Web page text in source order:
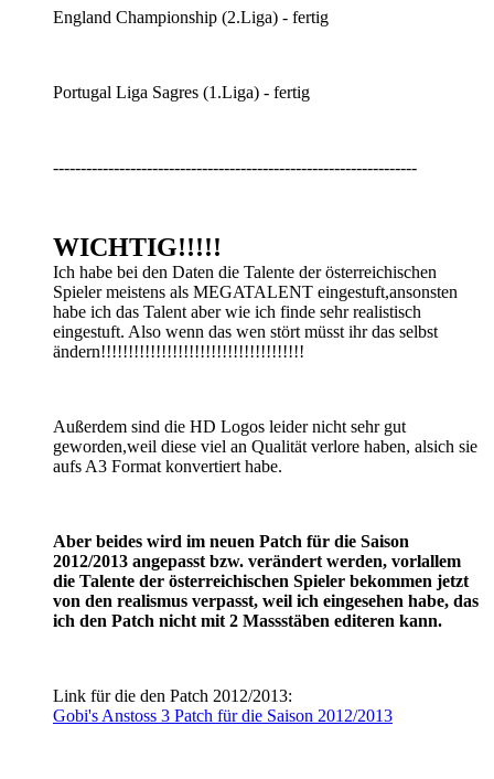
England Championship (2.Liga) - fertig
Portugal Liga Sagres (1.Liga) - fertig
------------------------------------------------------------------
WICHTIG!!!!!
Ich habe bei den Daten die Talente der österreichischen
Spieler meistens als MEGATALENT eingestuft,ansonsten
habe ich das Talent aber wie ich finde sehr realistisch
eingestuft. Also wenn das wen stört müsst ihr das selbst
ändern!!!!!!!!!!!!!!!!!!!!!!!!!!!!!!!!!!!!!
Außerdem sind die HD Logos leider nicht sehr gut
geworden,weil diese viel an Qualität verlore haben, alsich sie
aufs A3 Format konvertiert habe.
Aber beides wird im neuen Patch für die Saison
2012/2013 angepasst bzw. verändert werden, vorlallem
die Talente der österreichischen Spieler bekommen jetzt
von den realismus verpasst, weil ich eingesehen habe, das
ich den Patch nicht mit 2 Massstäben editeren kann.
Link für die den Patch 2012/2013:
Gobi's Anstoss 3 Patch für die Saison 2012/2013